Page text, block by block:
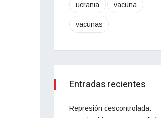
ucrania vacuna
vacunas
Entradas recientes
Represión descontrolada: